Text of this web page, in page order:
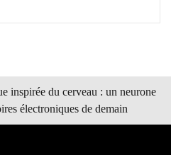
inspirée du cerveau : un neurone
électroniques de demain